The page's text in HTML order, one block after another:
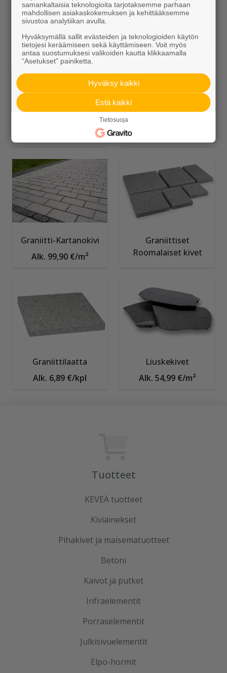
Muut Luonnonkivipäällysteet
Graniitti-Kartanokivi
Alk. 99,90 €/m²
Graniittiset
Roomalaiset kivet
Graniittilaatta
Alk. 6,89 €/kpl
Liuskekivet
Alk. 54,99 €/m²
Tuotteet
KEVEÄ tuotteet
Kiviainekset
Pihakivet ja maisematuotteet
Betoni
Kaivot ja putket
Infraelementit
Porraselementit
Julkisivuelementit
Elpo-hormit
samankaltaisia teknologioita tarjotaksemme parhaan
mahdollisen asiakaskokemuksen ja kehittääksemme
sivustoa analytiikan avulla.
Hyväksymällä sallit evästeiden ja teknologioiden käytön
tietojesi keräämiseen sekä käyttämiseen. Voit myös
antaa suostumuksesi valikoiden kautta klikkaamalla
“Asetukset” painiketta.
Hyväksy kaikki
Estä kaikki
Tietosuoja